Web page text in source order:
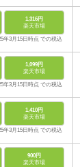
1,316円
楽天市場
年3月15日時点 での税込
1,099円
楽天市場
年3月15日時点 での税込
1,410円
楽天市場
年3月15日時点 での税込
900円
楽天市場